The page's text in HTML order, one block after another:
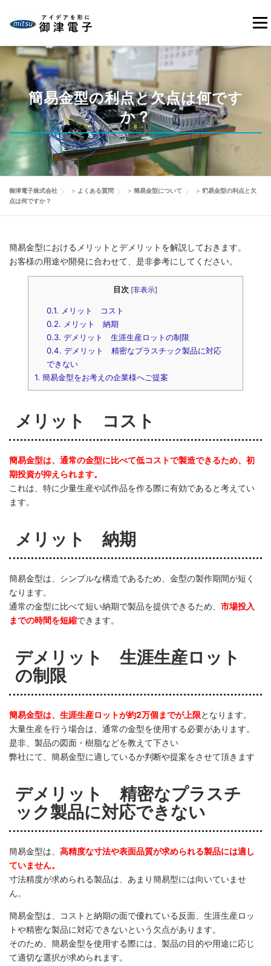
ン
ス
キ
ッ
メニ
HOME 当社の強み 御津電子の品質
会社情報 製品事例 改善動画 ブログ
お問い合わせ
簡易金型の利点と欠点は何です
か？
御津電子株式会社 > よくある質問 > 簡易金型について > 簡易金型の利点と欠
点は何ですか？
簡易金型におけるメリットとデメリットを解説しておきます。
お客様の用途や開発に合わせて、是非参考にしてください。
目次 [非表示]
0.1. メリット コスト
0.2. メリット 納期
0.3. デメリット 生涯生産ロットの制限
0.4. デメリット 精密なプラスチック製品に対応
できない
1. 簡易金型をお考えの企業様へご提案
メリット コスト
簡易金型は、通常の金型に比べて低コストで製造できるため、初
期投資が抑えられます。
これは、特に少量生産や試作品を作る際に有効であると考えてい
ます。
メリット 納期
簡易金型は、シンプルな構造であるため、金型の製作期間が短く
なります。
通常の金型に比べて短い納期で製品を提供できるため、 市場投入
までの時間を短縮できます。
デメリット 生涯生産ロット
の制限
簡易金型は、生涯生産ロットが約2万個までが上限となります。
大量生産を行う場合は、通常の金型を使用する必要があります。
是非、製品の図面・樹脂などを教えて下さい
弊社にて、簡易金型に適しているか判断や提案をさせて頂きます
デメリット 精密なプラスチ
ック製品に対応できない
簡易金型は、 高精度な寸法や表面品質が求められる製品には適し
ていません。
寸法精度が求められる製品は、あまり簡易型には向いていませ
ん。
簡易金型は、コストと納期の面で優れている反面、生涯生産ロッ
トや精密な製品に対応できないという欠点があります。
そのため、簡易金型を使用する際には、製品の目的や用途に応じ
て適切な選択が求められます。